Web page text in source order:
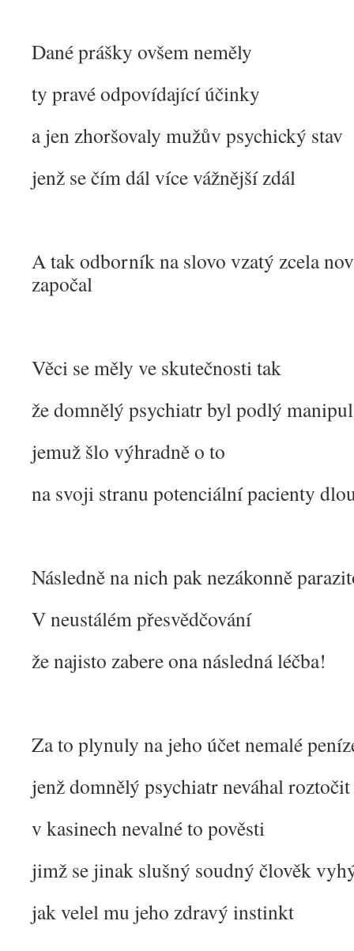
Dané prášky ovšem neměly
ty pravé odpovídající účinky
a jen zhoršovaly mužův psychický stav
jenž se čím dál více vážnější zdál
A tak odborník na slovo vzatý zcela
započal
Věci se měly ve skutečnosti tak
že domnělý psychiatr byl podlý
jemuž šlo výhradně o to
na svoji stranu potenciální pacienty
Následně na nich pak nezákonně
V neustálém přesvědčování
že najisto zabere ona následná léčba!
Za to plynuly na jeho účet nemalé
jenž domnělý psychiatr neváhal
v kasinech nevalné to pověsti
jimž se jinak slušný soudný člověk
jak velel mu jeho zdravý instinkt